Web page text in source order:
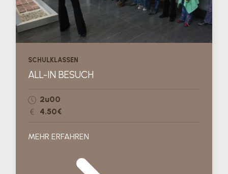
SCHULKLASSEN
ALL-IN BESUCH
2u00
4.50€
MEHR ERFAHREN